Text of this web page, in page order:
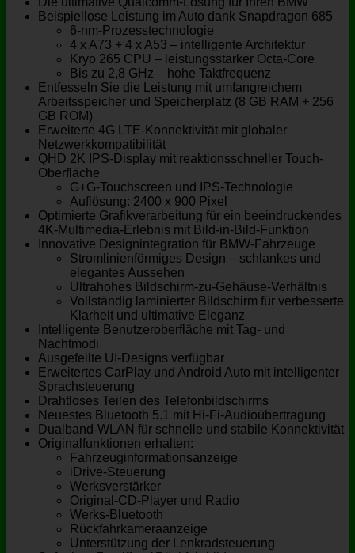
Beispiellose Leistung im Auto dank Snapdragon 685
6-nm-Prozesstechnologie
4 x A73 + 4 x A53 – intelligente Architektur
Kryo 265 CPU – leistungsstarker Octa-Core
Bis zu 2,8 GHz – hohe Taktfrequenz
Entfesseln Sie die Leistung mit umfangreichem
Arbeitsspeicher und Speicherplatz (8 GB RAM + 256
GB ROM)
Erweiterte 4G LTE-Konnektivität mit globaler
Netzwerkkompatibilität
QHD 2K IPS-Display mit reaktionsschneller Touch-
Oberfläche
G+G-Touchscreen und IPS-Technologie
Auflösung: 2400 x 900 Pixel
Optimierte Grafikverarbeitung für ein beeindruckendes
4K-Multimedia-Erlebnis mit Bild-in-Bild-Funktion
Innovative Designintegration für BMW-Fahrzeuge
Stromlinienförmiges Design – schlankes und
elegantes Aussehen
Ultrahohes Bildschirm-zu-Gehäuse-Verhältnis
Vollständig laminierter Bildschirm für verbesserte
Klarheit und ultimative Eleganz
Intelligente Benutzeroberfläche mit Tag- und
Nachtmodi
Ausgefeilte UI-Designs verfügbar
Erweitertes CarPlay und Android Auto mit intelligenter
Sprachsteuerung
Drahtloses Teilen des Telefonbildschirms
Neuestes Bluetooth 5.1 mit Hi-Fi-Audioübertragung
Dualband-WLAN für schnelle und stabile Konnektivität
Originalfunktionen erhalten:
Fahrzeuginformationsanzeige
iDrive-Steuerung
Werksverstärker
Original-CD-Player und Radio
Werks-Bluetooth
Rückfahrkameraanzeige
Unterstützung der Lenkradsteuerung